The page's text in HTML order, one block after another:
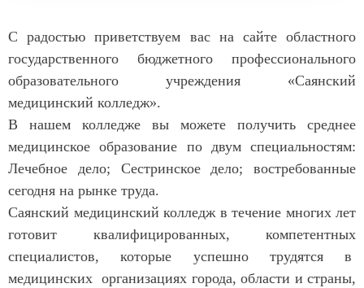
С радостью приветствуем вас на сайте областного
государственного бюджетного профессионального
образовательного учреждения «Саянский
медицинский колледж».
В нашем колледже вы можете получить среднее
медицинское образование по двум специальностям:
Лечебное дело; Сестринское дело; востребованные
сегодня на рынке труда.
Саянский медицинский колледж в течение многих лет
готовит квалифицированных, компетентных
специалистов, которые успешно трудятся в
медицинских организациях города, области и страны,